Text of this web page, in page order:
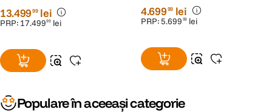
13.49999 lei
PRP: 17.49999 lei
4.69999 lei
PRP:5.699 99 lei
Populare în aceeași categorie